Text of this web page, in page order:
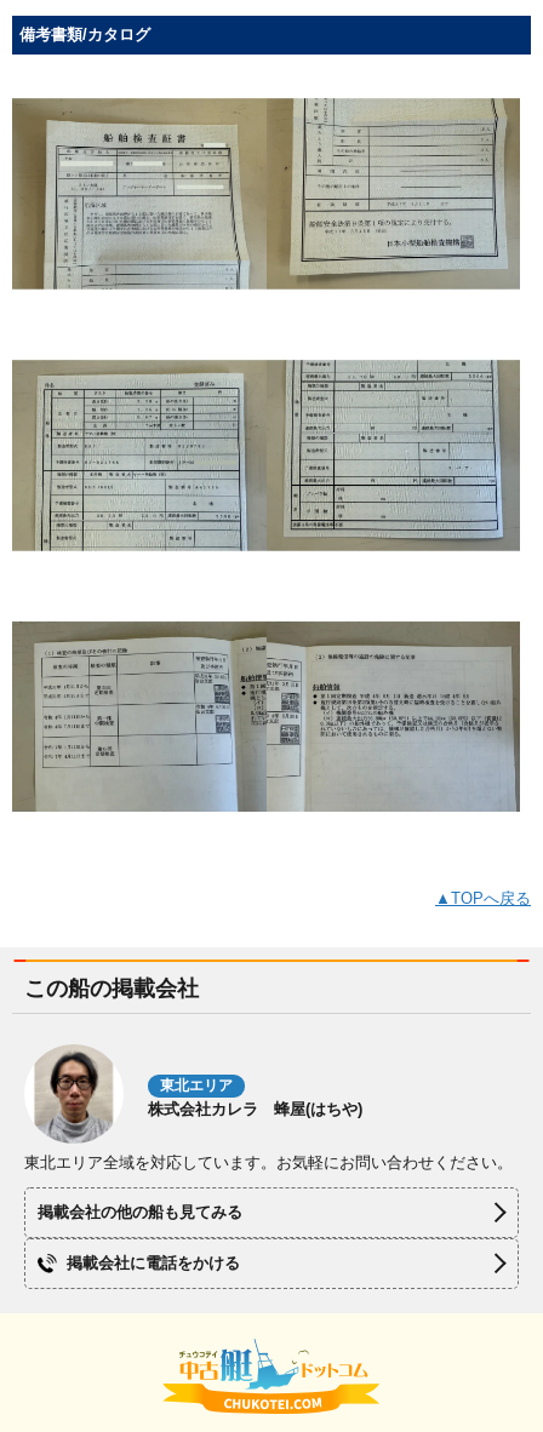
備考書類/カタログ
▲TOPへ戻る
この船の掲載会社
東北エリア
株式会社カレラ 蜂屋(はちや)
東北エリア全域を対応しています。お気軽にお問い合わせください。
掲載会社の他の船も見てみる
掲載会社に電話をかける